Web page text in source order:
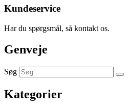
Kundeservice
Har du spørgsmål, så kontakt os.
Genveje
Søg
Kategorier